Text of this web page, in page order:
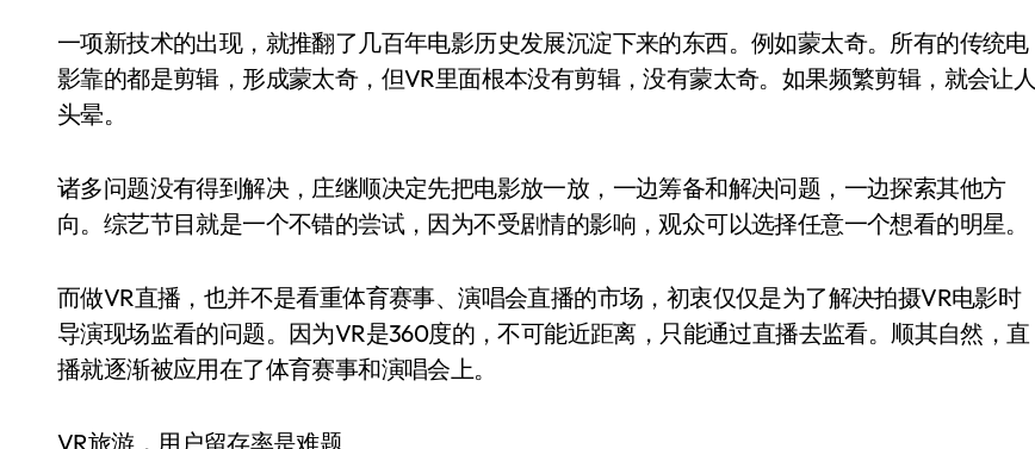
一项新技术的出现，就推翻了几百年电影历史发展沉淀下来的东西。例如蒙太奇。所有的传统电
影靠的都是剪辑，形成蒙太奇，但VR里面根本没有剪辑，没有蒙太奇。如果频繁剪辑，就会让人
头晕。
诸多问题没有得到解决，庄继顺决定先把电影放一放，一边筹备和解决问题，一边探索其他方
向。综艺节目就是一个不错的尝试，因为不受剧情的影响，观众可以选择任意一个想看的明星。
而做VR直播，也并不是看重体育赛事、演唱会直播的市场，初衷仅仅是为了解决拍摄VR电影时
导演现场监看的问题。因为VR是360度的，不可能近距离，只能通过直播去监看。顺其自然，直
播就逐渐被应用在了体育赛事和演唱会上。
VR旅游，用户留存率是难题